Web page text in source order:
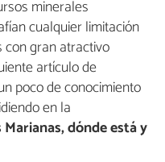
minerales
cualquier limitación
con gran atractivo
artículo de
poco de conocimiento
en la
dónde está y